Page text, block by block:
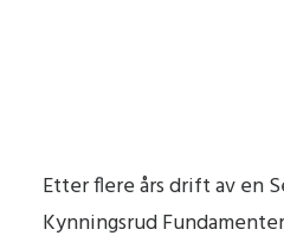
Etter flere års drift av en
Kynningsrud